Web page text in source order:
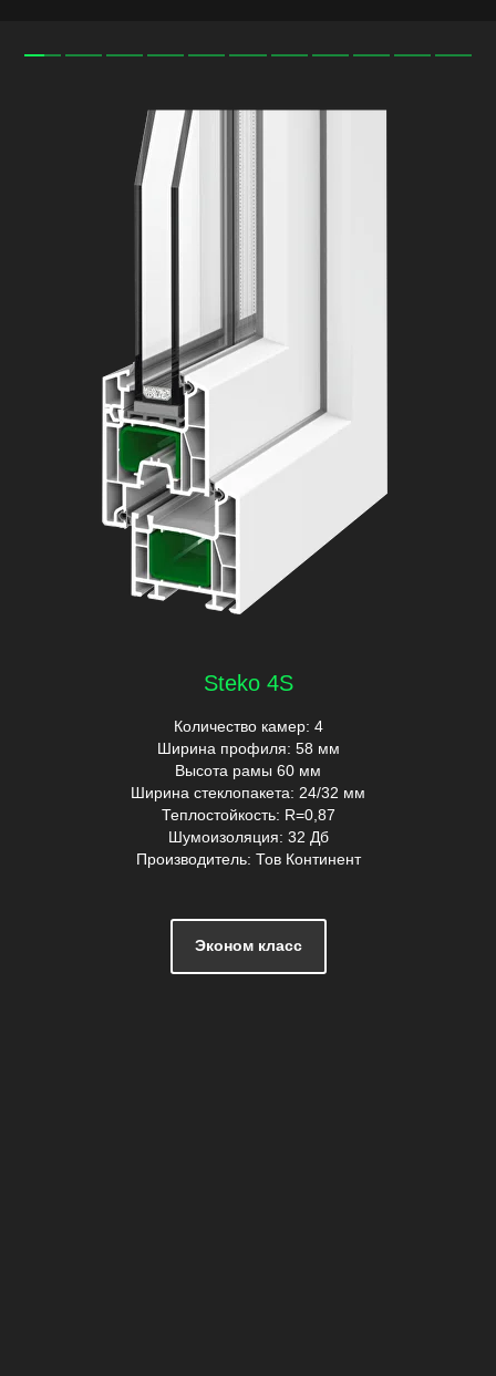
Steko 4S
Количество камер: 4
Ширина профиля: 58 мм
Высота рамы 60 мм
Ширина стеклопакета: 24/32 мм
Теплостойкость: R=0,87
Шумоизоляция: 32 Дб
Производитель: Тов Континент
Эконом класс